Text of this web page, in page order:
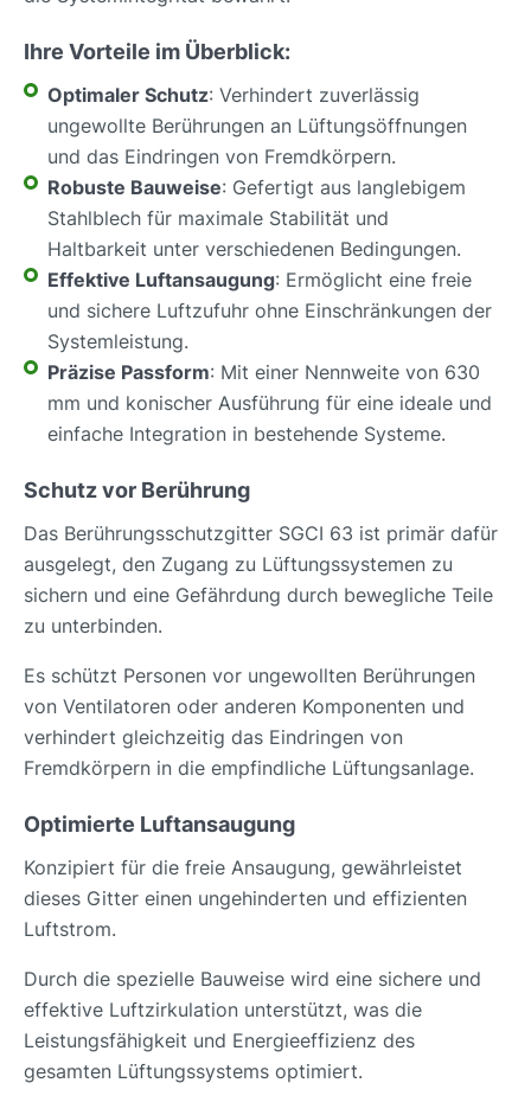
Ihre Vorteile im Überblick:
Optimaler Schutz: Verhindert zuverlässig
ungewollte Berührungen an Lüftungsöffnungen
und das Eindringen von Fremdkörpern.
Robuste Bauweise: Gefertigt aus langlebigem
Stahlblech für maximale Stabilität und
Haltbarkeit unter verschiedenen Bedingungen.
Effektive Luftansaugung: Ermöglicht eine freie
und sichere Luftzufuhr ohne Einschränkungen der
Systemleistung.
Präzise Passform: Mit einer Nennweite von 630
mm und konischer Ausführung für eine ideale und
einfache Integration in bestehende Systeme.
Schutz vor Berührung
Das Berührungsschutzgitter SGCI 63 ist primär dafür
ausgelegt, den Zugang zu Lüftungssystemen zu
sichern und eine Gefährdung durch bewegliche Teile
zu unterbinden.
Es schützt Personen vor ungewollten Berührungen
von Ventilatoren oder anderen Komponenten und
verhindert gleichzeitig das Eindringen von
Fremdkörpern in die empfindliche Lüftungsanlage.
Optimierte Luftansaugung
Konzipiert für die freie Ansaugung, gewährleistet
dieses Gitter einen ungehinderten und effizienten
Luftstrom.
Durch die spezielle Bauweise wird eine sichere und
effektive Luftzirkulation unterstützt, was die
Leistungsfähigkeit und Energieeffizienz des
gesamten Lüftungssystems optimiert.